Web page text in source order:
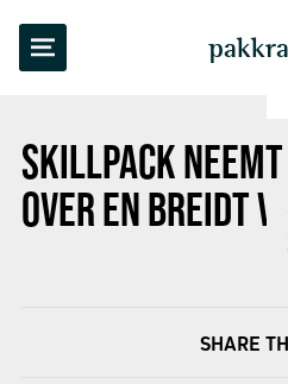
SKILLPACK
OVER EN BREIDT
BACK TO OVERVIEW
SHARE